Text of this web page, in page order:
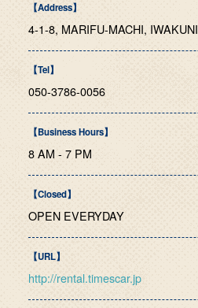
【Address】
4-1-8, MARIFU-MACHI, IWAKUNI
【Tel】
050-3786-0056
【Business Hours】
8 AM - 7 PM
【Closed】
OPEN EVERYDAY
【URL】
http://rental.timescar.jp